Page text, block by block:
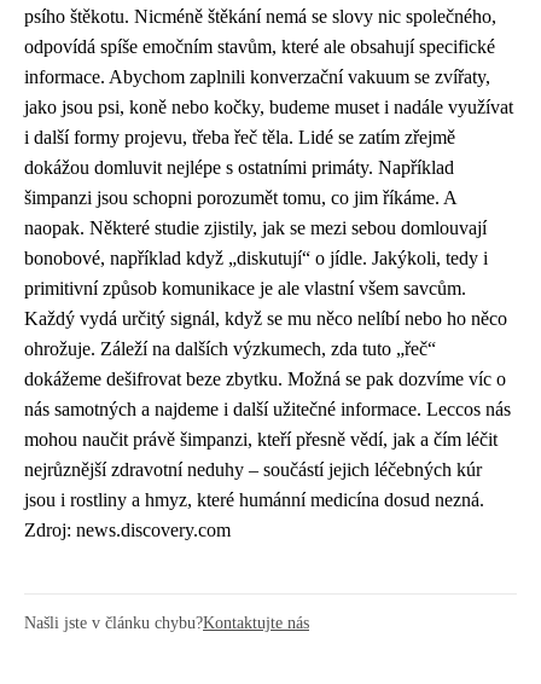
psího štěkotu. Nicméně štěkání nemá se slovy nic společného,
odpovídá spíše emočním stavům, které ale obsahují specifické
informace. Abychom zaplnili konverzační vakuum se zvířaty,
jako jsou psi, koně nebo kočky, budeme muset i nadále využívat
i další formy projevu, třeba řeč těla. Lidé se zatím zřejmě
dokážou domluvit nejlépe s ostatními primáty. Například
šimpanzi jsou schopni porozumět tomu, co jim říkáme. A
naopak. Některé studie zjistily, jak se mezi sebou domlouvají
bonobové, například když „diskutují“ o jídle. Jakýkoli, tedy i
primitivní způsob komunikace je ale vlastní všem savcům.
Každý vydá určitý signál, když se mu něco nelíbí nebo ho něco
ohrožuje. Záleží na dalších výzkumech, zda tuto „řeč“
dokážeme dešifrovat beze zbytku. Možná se pak dozvíme víc o
nás samotných a najdeme i další užitečné informace. Leccos nás
mohou naučit právě šimpanzi, kteří přesně vědí, jak a čím léčit
nejrůznější zdravotní neduhy – součástí jejich léčebných kúr
jsou i rostliny a hmyz, které humánní medicína dosud nezná.
Zdroj: news.discovery.com
Našli jste v článku chybu?Kontaktujte nás